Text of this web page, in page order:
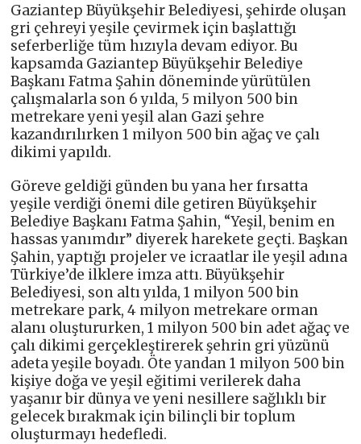
Gaziantep Büyükşehir Belediyesi, şehirde oluşan
gri çehreyi yeşile çevirmek için başlattığı
seferberliğe tüm hızıyla devam ediyor. Bu
kapsamda Gaziantep Büyükşehir Belediye
Başkanı Fatma Şahin döneminde yürütülen
çalışmalarla son 6 yılda, 5 milyon 500 bin
metrekare yeni yeşil alan Gazi şehre
kazandırılırken 1 milyon 500 bin ağaç ve çalı
dikimi yapıldı.
Göreve geldiği günden bu yana her fırsatta
yeşile verdiği önemi dile getiren Büyükşehir
Belediye Başkanı Fatma Şahin, “Yeşil, benim en
hassas yanımdır” diyerek harekete geçti. Başkan
Şahin, yaptığı projeler ve icraatlar ile yeşil adına
Türkiye’de ilklere imza attı. Büyükşehir
Belediyesi, son altı yılda, 1 milyon 500 bin
metrekare park, 4 milyon metrekare orman
alanı oluştururken, 1 milyon 500 bin adet ağaç ve
çalı dikimi gerçekleştirerek şehrin gri yüzünü
adeta yeşile boyadı. Öte yandan 1 milyon 500 bin
kişiye doğa ve yeşil eğitimi verilerek daha
yaşanır bir dünya ve yeni nesillere sağlıklı bir
gelecek bırakmak için bilinçli bir toplum
oluşturmayı hedefledi.